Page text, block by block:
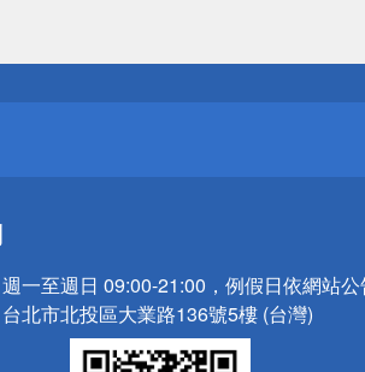
週一至週日 09:00-21:00，例假日依網站
台北市北投區大業路136號5樓 (台灣)